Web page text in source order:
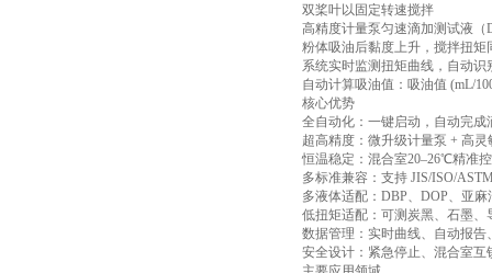
双桨叶以固定转速搅拌
高精度计量泵匀速滴加测试液（
粉体吸油后黏度上升，搅拌扭矩
系统实时监测扭矩曲线，自动
自动计算吸油值：吸油值 (mL/
核心优势
全自动化：一键启动，自动完
超高精度：微升级计量泵 + 高
恒温稳定：混合室20–26℃精准
多标准兼容：支持 JIS/ISO/
多液体适配：DBP、DOP、亚
低扭矩适配：可测炭黑、石墨
数据管理：实时曲线、自动报告
安全设计：紧急停止、混合室互